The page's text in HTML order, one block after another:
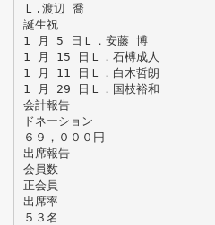
Ｌ.渡辺 喬
誕生祝
1 月 5 日Ｌ．安藤 博
1 月 15 日Ｌ．石榑成人
1 月 11 日Ｌ．白木哲朗
1 月 29 日Ｌ．国枝裕和
会計報告
ドネーション
６９，０００円
出席報告
会員数
正会員
出席率
５３名